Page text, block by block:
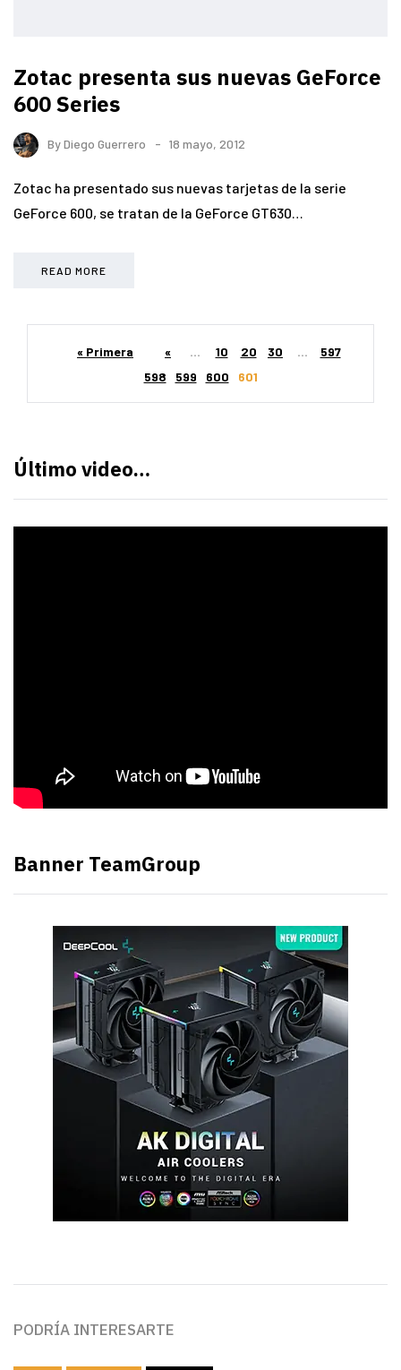
Zotac presenta sus nuevas GeForce
600 Series
ByDiego Guerrero 18 mayo, 2012
Zotac ha presentado sus nuevas tarjetas de la serie
GeForce 600, se tratan de la GeForce GT630…
READ MORE
« Primera « ... 10 20 30 ...
597
598
599 600 601
Último video…
Banner TeamGroup
PODRÍA INTERESARTE